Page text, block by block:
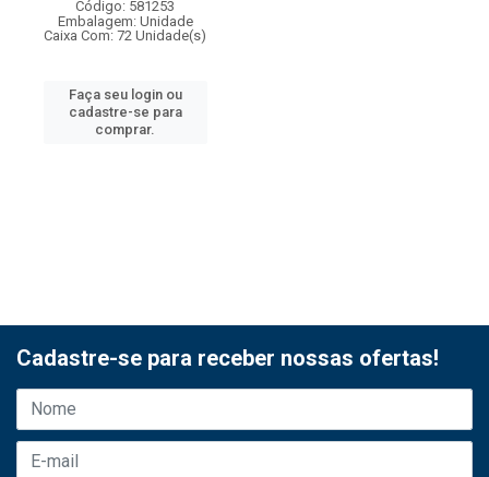
Código: 581253
Embalagem: Unidade
Caixa Com: 72 Unidade(s)
Faça seu login ou
cadastre-se para
comprar.
Cadastre-se para receber nossas ofertas!